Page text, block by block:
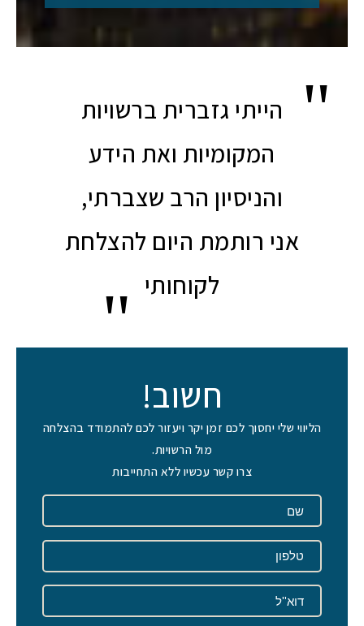
הייתי גזברית ברשויות
המקומיות ואת הידע
והניסיון הרב שצברתי,
אני רותמת היום להצלחת
לקוחותי
חשוב!
הליווי שלי יחסוך לכם זמן יקר ויעזור לכם להתמודד בהצלחה
מול הרשויות.
צרו קשר עכשיו ללא התחייבות